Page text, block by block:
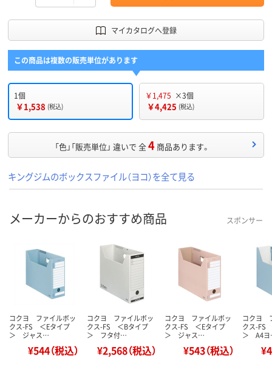
マイカタログへ登録
この商品は複数の販売単位があります
1個
￥1,538 (税込)
￥1,475 ×3個
￥4,425 (税込)
「色」「販売単位」 違いで 全4 商品あります。
キングジムのボックスファイル（ヨコ）を全て見る
メーカーからのおすすめ商品 スポンサー
コクヨ ファイルボッ
クス-FS ＜Eタイプ
＞ ジャス…
¥544（税込）
コクヨ ファイルボッ
クス-FS ＜Bタイプ
＞ フタ付…
¥2,568（税込）
コクヨ ファイルボッ
クス-FS ＜Eタイプ
＞ ジャス…
¥543（税込）
コクヨ
クス-FS
＞ A4